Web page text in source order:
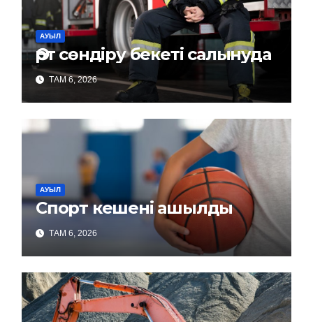
АУЫЛ
Өрт сөндіру бекеті салынуда
ТАМ 6, 2026
АУЫЛ
Спорт кешені ашылды
ТАМ 6, 2026